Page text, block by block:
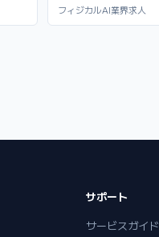
フィジカルAI業界求人
サポート
サービスガイド